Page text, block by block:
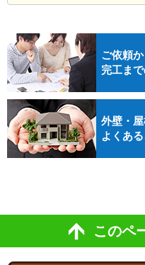
ご依頼
完工ま
外壁・
よくあ
このペ